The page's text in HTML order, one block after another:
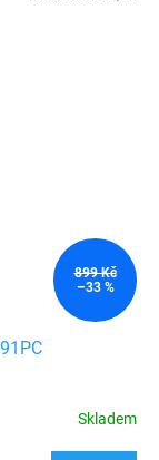
899 Kč
–33 %
Skladem